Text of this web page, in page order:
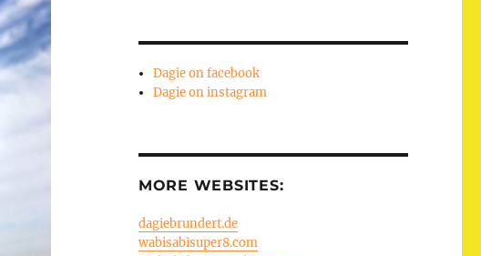
Dagie on facebook
Dagie on instagram
MORE WEBSITES:
dagiebrundert.de
wabisabisuper8.com